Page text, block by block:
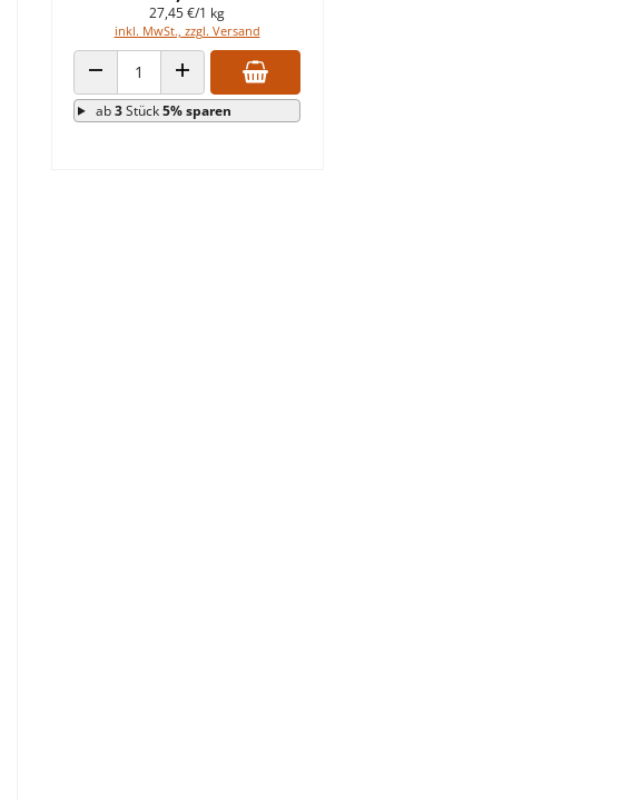
27,45 €/1 kg
inkl. MwSt., zzgl. Versand
ANZAHL VERRINGERNANZAHL ERHÖHEN
ab3Stück5% sparen